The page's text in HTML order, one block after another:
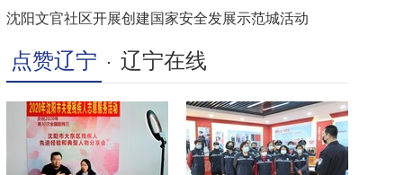
沈阳文官社区开展创建国家安全发展示范城活动
点赞辽宁 辽宁在线